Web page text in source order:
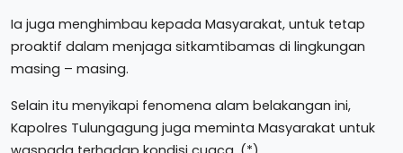
Ia juga menghimbau kepada Masyarakat, untuk tetap
proaktif dalam menjaga sitkamtibamas di lingkungan
masing – masing.
Selain itu menyikapi fenomena alam belakangan ini,
Kapolres Tulungagung juga meminta Masyarakat untuk